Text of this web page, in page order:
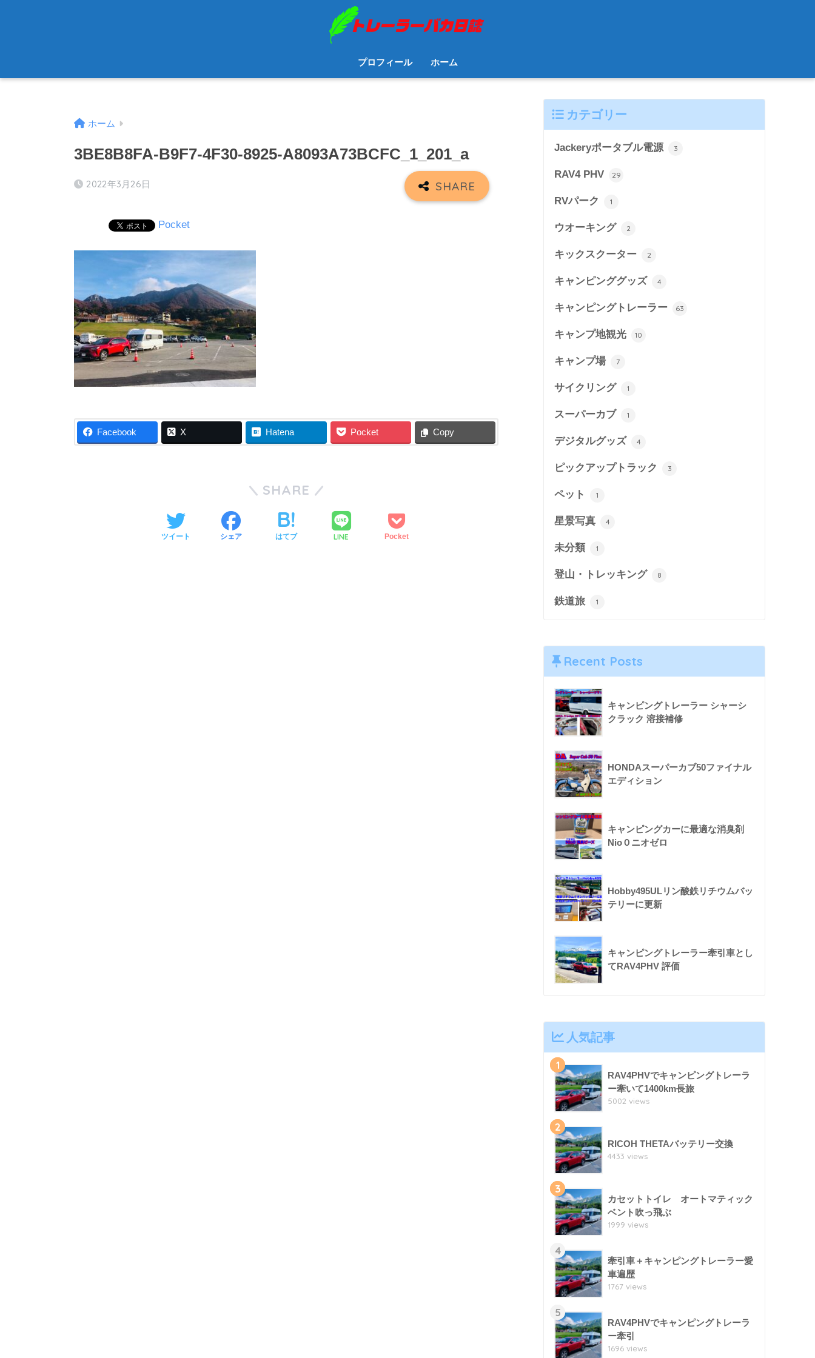
プロフィール ホーム
ホーム
3BE8B8FA-B9F7-4F30-8925-A8093A73BCFC_1_201_a
2022年3月26日
Pocket
Facebook X Hatena Pocket Copy
SHARE
ツイート シェア はてブ LINE Pocket
カテゴリー
Jackeryポータブル電源 3
RAV4 PHV 29
RVパーク 1
ウオーキング 2
キックスクーター 2
キャンピンググッズ 4
キャンピングトレーラー 63
キャンプ地観光 10
キャンプ場 7
サイクリング 1
スーパーカブ 1
デジタルグッズ 4
ピックアップトラック 3
ペット 1
星景写真 4
未分類 1
登山・トレッキング 8
鉄道旅 1
Recent Posts
キャンピングトレーラー シャーシ
クラック 溶接補修
HONDAスーパーカブ50ファイナル
エディション
キャンピングカーに最適な消臭剤
Nio０ニオゼロ
Hobby495ULリン酸鉄リチウムバッ
テリーに更新
キャンピングトレーラー牽引車とし
てRAV4PHV 評価
人気記事
1
RAV4PHVでキャンピングトレーラ
ー牽いて1400km長旅
5002 views
2
RICOH THETAバッテリー交換
4433 views
3
カセットトイレ オートマティック
ベント吹っ飛ぶ
1999 views
4
牽引車＋キャンピングトレーラー愛
車遍歴
1767 views
5
RAV4PHVでキャンピングトレーラ
ー牽引
1696 views